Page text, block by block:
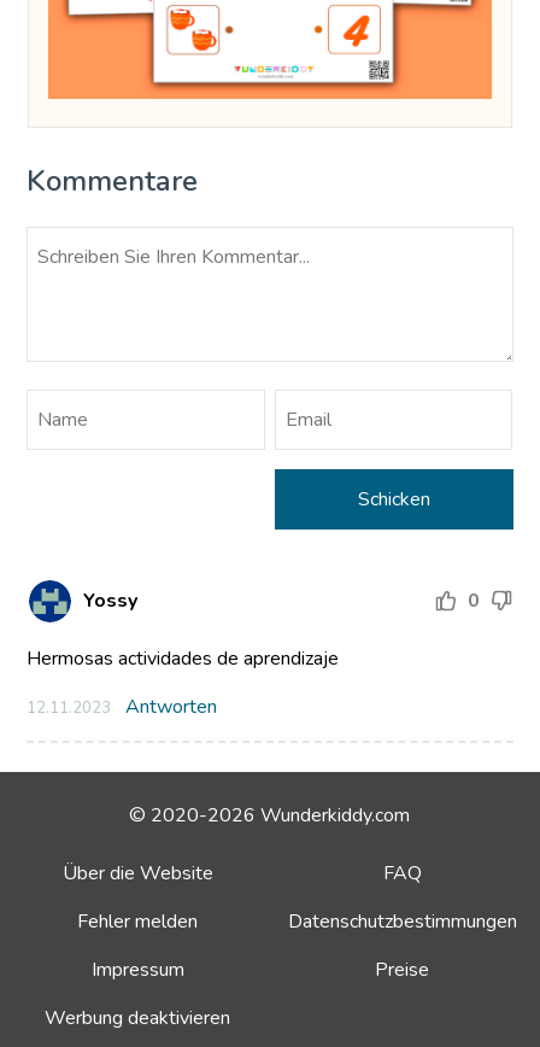
Kommentare
Yossy 0
Hermosas actividades de aprendizaje
12.11.2023 Antworten
© 2020-2026 Wunderkiddy.com
Über die Website
FAQ
Fehler melden
Datenschutzbestimmungen
Impressum
Preise
Werbung deaktivieren